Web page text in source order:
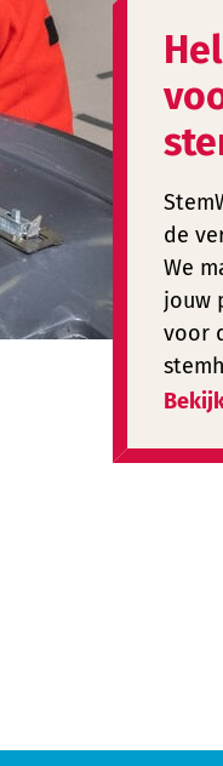
de
We
jouw
voor